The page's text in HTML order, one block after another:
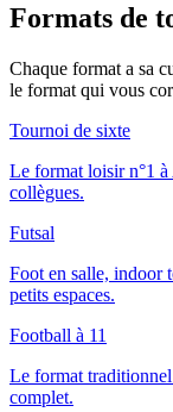
Formats de
Chaque format a sa
le format qui vous
Tournoi de sixte
Le format loisir n°1
collègues.
Futsal
Foot en salle, indoor
petits espaces.
Football à 11
Le format
complet.